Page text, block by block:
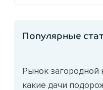
Популярные
Рынок загородной
какие дачи